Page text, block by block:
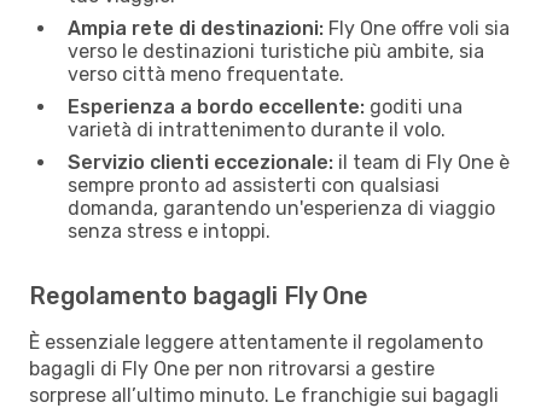
Ampia rete di destinazioni: Fly One offre voli sia
verso le destinazioni turistiche più ambite, sia
verso città meno frequentate.
Esperienza a bordo eccellente: goditi una
varietà di intrattenimento durante il volo.
Servizio clienti eccezionale: il team di Fly One è
sempre pronto ad assisterti con qualsiasi
domanda, garantendo un'esperienza di viaggio
senza stress e intoppi.
Regolamento bagagli Fly One
È essenziale leggere attentamente il regolamento
bagagli di Fly One per non ritrovarsi a gestire
sorprese all’ultimo minuto. Le franchigie sui bagagli